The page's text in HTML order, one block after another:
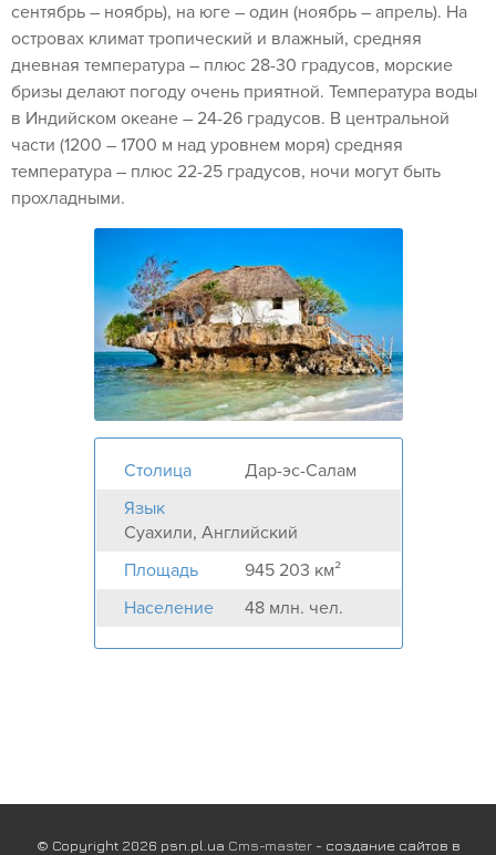
сентябрь – ноябрь), на юге – один (ноябрь – апрель). На
островах климат тропический и влажный, средняя
дневная температура – плюс 28-30 градусов, морские
бризы делают погоду очень приятной. Температура воды
в Индийском океане – 24-26 градусов. В центральной
части (1200 – 1700 м над уровнем моря) средняя
температура – плюс 22-25 градусов, ночи могут быть
прохладными.
Столица
Дар-эс-Салам
Язык
Суахили, Английский
Площадь
945 203 км²
Население
48 млн. чел.
© Copyright 2026 psn.pl.ua Cms-master- создание сайтов в